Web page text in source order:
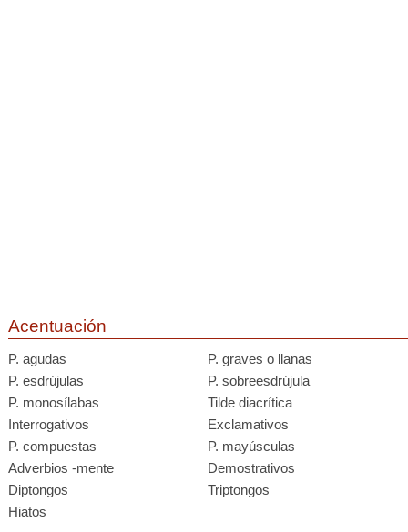
Acentuación
P. agudas
P. graves o llanas
P. esdrújulas
P. sobreesdrújula
P. monosílabas
Tilde diacrítica
Interrogativos
Exclamativos
P. compuestas
P. mayúsculas
Adverbios -mente
Demostrativos
Diptongos
Triptongos
Hiatos